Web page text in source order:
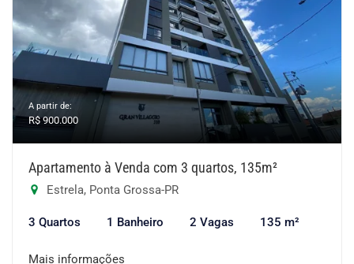
A partir de:
R$ 900.000
Apartamento à Venda com 3 quartos, 135m²
Estrela, Ponta Grossa-PR
3 Quartos 1 Banheiro 2 Vagas 135 m²
Mais informações